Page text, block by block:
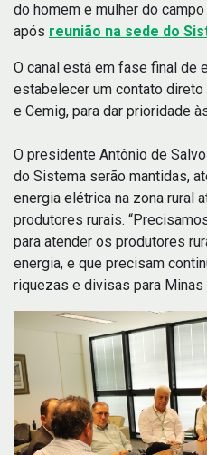
do homem e mulher do
após reunião na sede do
O canal está em fase final de
estabelecer um contato
e Cemig, para dar prioridade
O presidente Antônio de
do Sistema serão mantidas,
energia elétrica na zona rural
produtores rurais.
para atender os produtores
energia, e que precisam
riquezas e divisas para Minas